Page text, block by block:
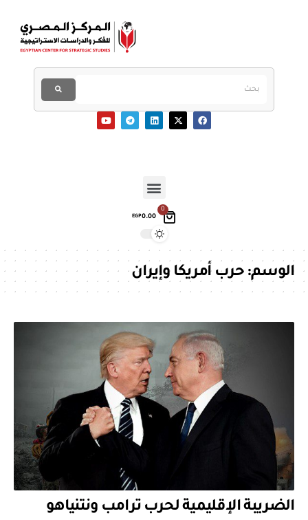
0
EGP0.00
الوسم:حرب أمريكا وإيران
الضريبة الإقليمية لحرب ترامب ونتنياهو